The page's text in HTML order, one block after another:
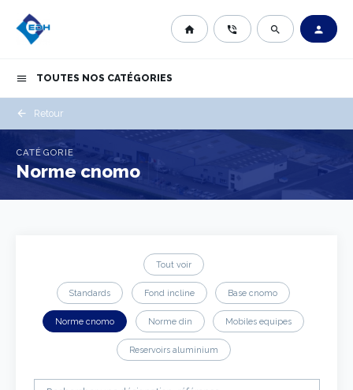
home phone_in_talk search person
menu TOUTES NOS CATÉGORIES
arrow_back Retour
CATÉGORIE
Norme cnomo
Tout voir
Standards Fond incline Base cnomo
Norme cnomo Norme din Mobiles equipes
Reservoirs aluminium